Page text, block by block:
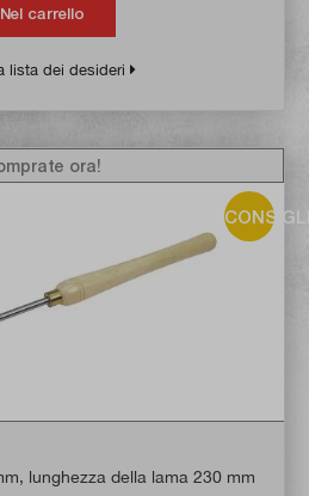
Nel carrello
lista dei desideri
lunghezza della lama 230 mm
ora!